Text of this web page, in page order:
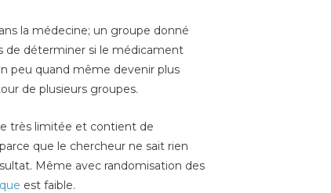
la médecine; un groupe donné
de déterminer si le médicament
peu quand même devenir plus
de plusieurs groupes.
très limitée et contient de
que le chercheur ne sait rien
Même avec randomisation des
est faible.